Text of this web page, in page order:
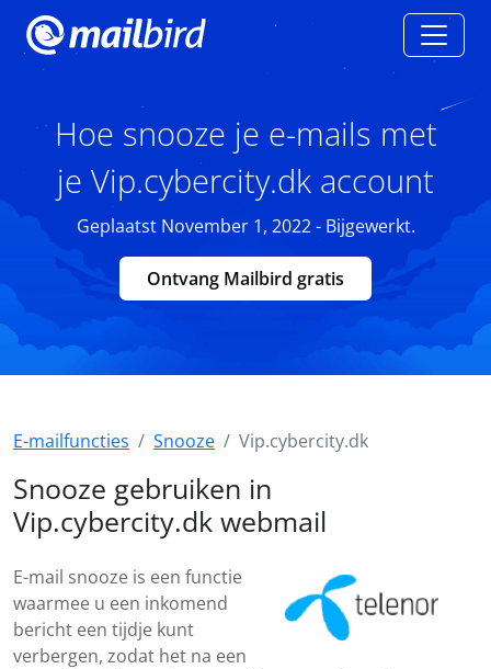
Hoe snooze je e-mails met
je Vip.cybercity.dk account
Geplaatst November 1, 2022 - Bijgewerkt.
Ontvang Mailbird gratis
E-mailfuncties Snooze Vip.cybercity.dk
Snooze gebruiken in
Vip.cybercity.dk webmail
E-mail snooze is een functie
waarmee u een inkomend
bericht een tijdje kunt
verbergen, zodat het na een